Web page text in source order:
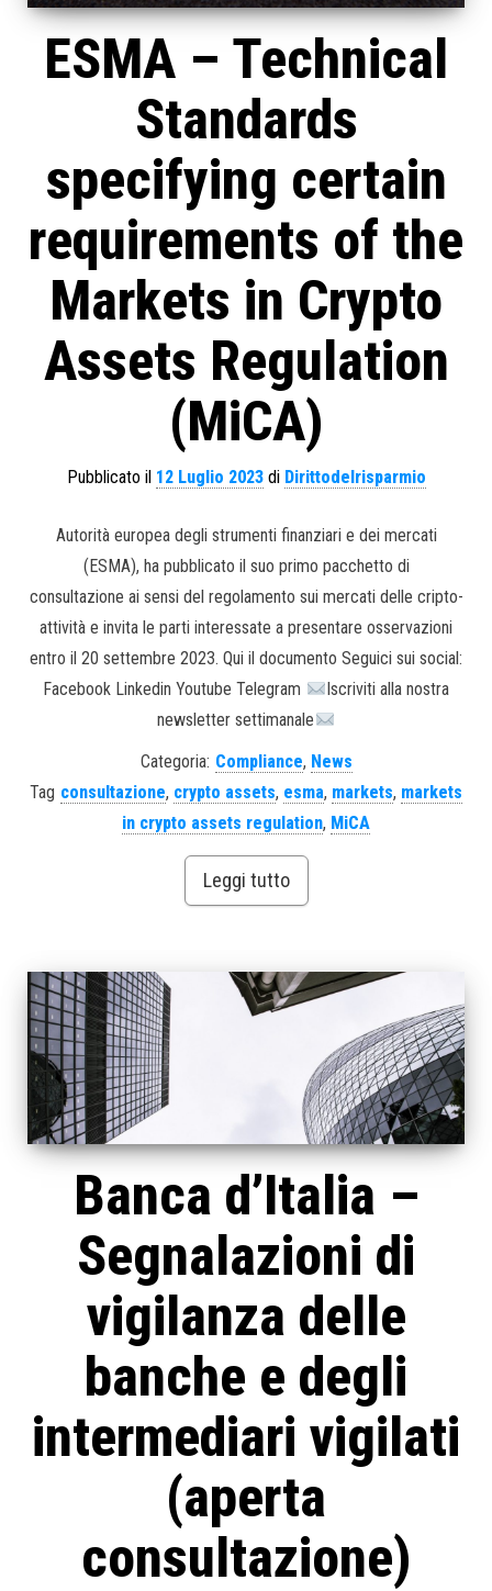
ESMA – Technical
Standards
specifying certain
requirements of the
Markets in Crypto
Assets Regulation
(MiCA)
Pubblicato il 12 Luglio 2023di Dirittodelrisparmio
Autorità europea degli strumenti finanziari e dei mercati
(ESMA), ha pubblicato il suo primo pacchetto di
consultazione ai sensi del regolamento sui mercati delle cripto-
attività e invita le parti interessate a presentare osservazioni
entro il 20 settembre 2023. Qui il documento Seguici sui social:
Facebook Linkedin Youtube Telegram
Iscriviti alla nostra
newsletter settimanale
Categoria: Compliance, News
Tag consultazione, crypto assets, esma, markets, markets
in crypto assets regulation, MiCA
Leggi tutto
Banca d’Italia –
Segnalazioni di
vigilanza delle
banche e degli
intermediari vigilati
(aperta
consultazione)